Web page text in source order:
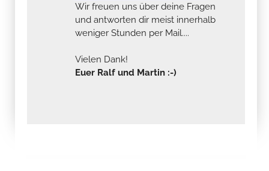
Wir freuen uns über deine Fragen
und antworten dir meist innerhalb
weniger Stunden per Mail....
Vielen Dank!
Euer Ralf und Martin :-)